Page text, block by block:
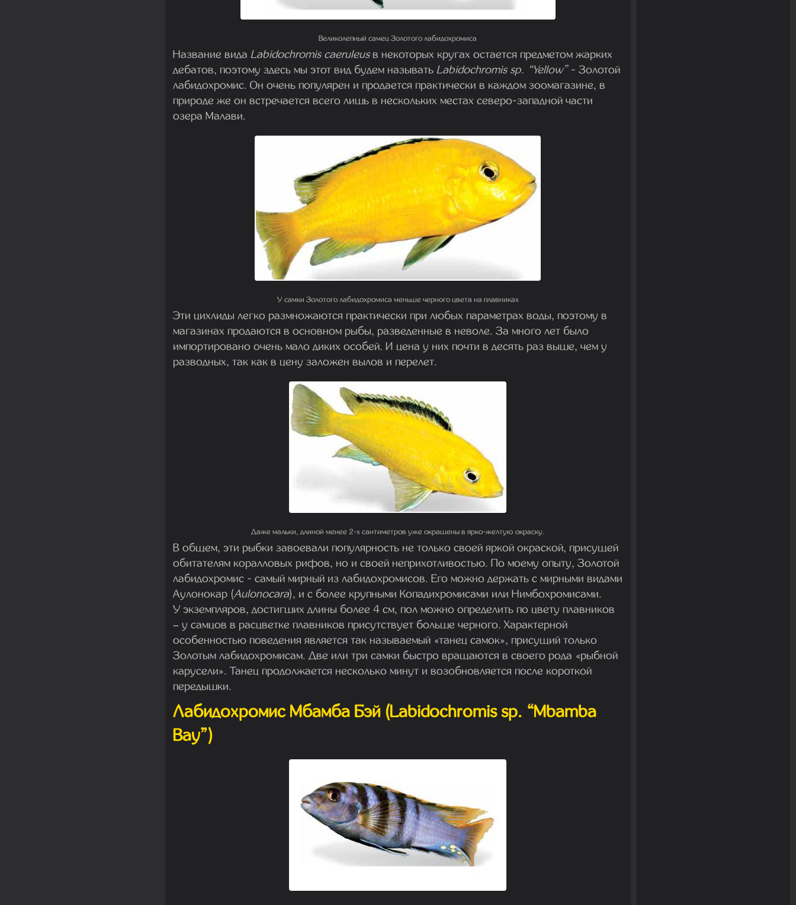
Великолепный самец Золотого лабидохромиса
Название вида Labidochromis caeruleusв некоторых кругах остается предметом жарких
дебатов, поэтому здесь мы этот вид будем называтьLabidochromis sp. “Yellow” - Золотой
лабидохромис. Он очень популярен и продается практически в каждом зоомагазине, в
природе же он встречается всего лишь в нескольких местах северо-западной части
озера Малави.
У самки Золотого лабидохромиса меньше черного цвета на плавниках
Эти цихлиды легко размножаются практически при любых параметрах воды, поэтому в
магазинах продаются в основном рыбы, разведенные в неволе. За много лет было
импортировано очень мало диких особей. И цена у них почти в десять раз выше, чем у
разводных, так как в цену заложен вылов и перелет.
Даже мальки, длиной менее 2-х сантиметров уже окрашены в ярко-желтую окраску.
В общем, эти рыбки завоевали популярность не только своей яркой окраской, присущей
обитателям коралловых рифов, но и своей неприхотливостью. По моему опыту, Золотой
лабидохромис - самый мирный из лабидохромисов. Его можно держать с мирными видами
Аулонокар (Aulonocara), и с более крупными Копадихромисами или Нимбохромисами.
У экземпляров, достигших длины более 4 см, пол можно определить по цвету плавников
– у самцов в расцветке плавников присутствует больше черного. Характерной
особенностью поведения является так называемый «танец самок», присущий только
Золотым лабидохромисам. Две или три самки быстро вращаются в своего рода «рыбной
карусели». Танец продолжается несколько минут и возобновляется после короткой
передышки.
Лабидохромис Мбамба Бэй (Labidochromis sp. “Mbamba
Bay”)